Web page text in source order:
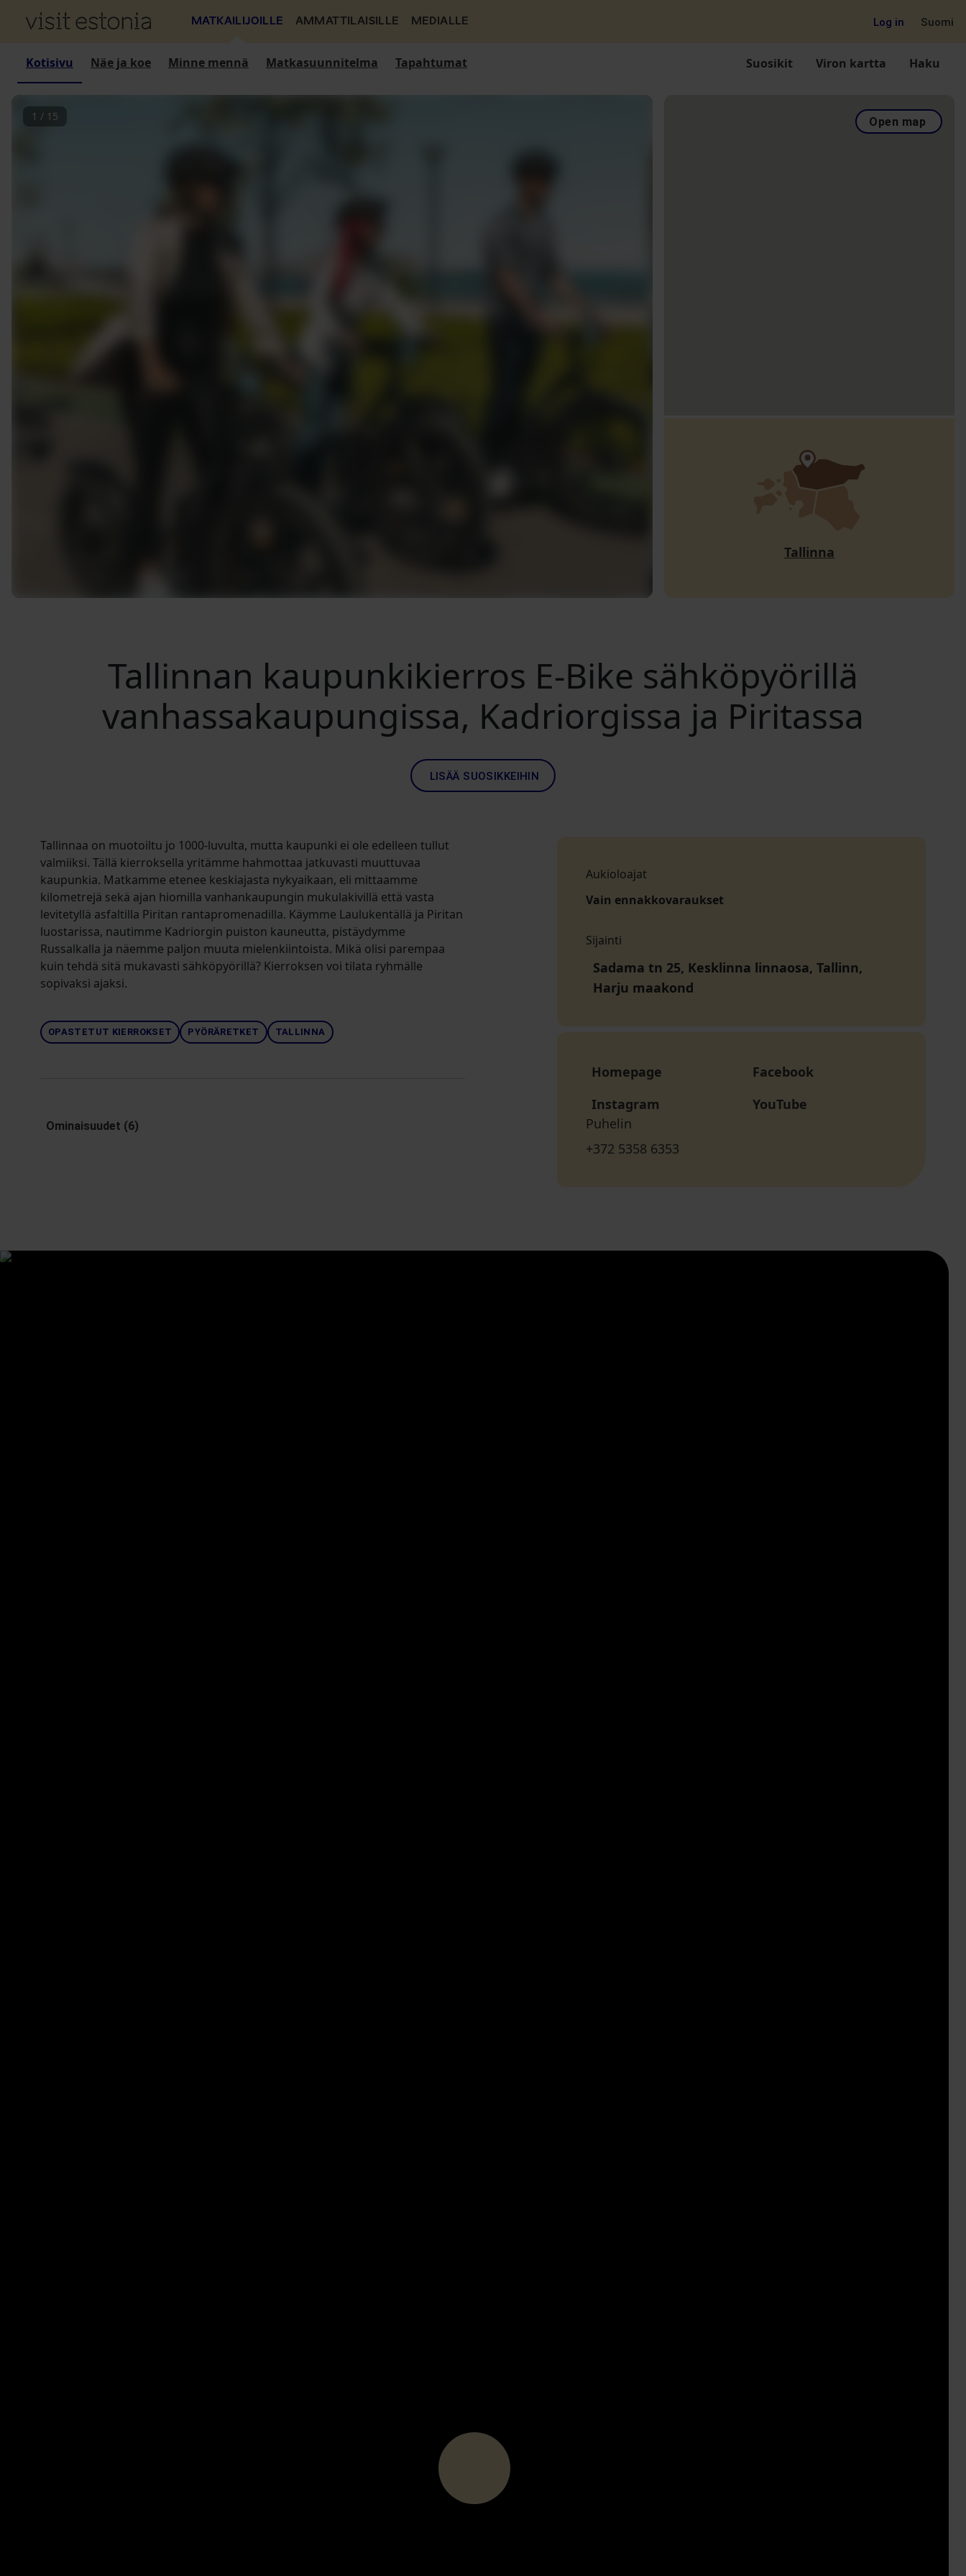
MATKAILIJOILLE AMMATTILAISILLE MEDIALLE Log in Suomi
Kotisivu Näe ja koe Minne mennä Matkasuunnitelma Tapahtumat Suosikit Viron kartta Haku
1 / 15 Open map
Tallinna
Tallinnan kaupunkikierros E-Bike sähköpyörillä
vanhassakaupungissa, Kadriorgissa ja Piritassa
LISÄÄ SUOSIKKEIHIN
Tallinnaa on muotoiltu jo 1000-luvulta, mutta kaupunki ei ole edelleen tullut
valmiiksi. Tällä kierroksella yritämme hahmottaa jatkuvasti muuttuvaa
kaupunkia. Matkamme etenee keskiajasta nykyaikaan, eli mittaamme
kilometrejä sekä ajan hiomilla vanhankaupungin mukulakivillä että vasta
levitetyllä asfaltilla Piritan rantapromenadilla. Käymme Laulukentällä ja Piritan
luostarissa, nautimme Kadriorgin puiston kauneutta, pistäydymme
Russalkalla ja näemme paljon muuta mielenkiintoista. Mikä olisi parempaa
kuin tehdä sitä mukavasti sähköpyörillä? Kierroksen voi tilata ryhmälle
sopivaksi ajaksi.
OPASTETUT KIERROKSET PYÖRÄRETKET TALLINNA
Ominaisuudet (6)
Aukioloajat
Vain ennakkovaraukset
Sijainti
Sadama tn 25, Kesklinna linnaosa, Tallinn,
Harju maakond
Homepage
Facebook
Instagram
YouTube
Puhelin
+372 5358 6353